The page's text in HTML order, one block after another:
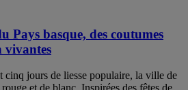
Pays basque, des coutumes
vivantes
cinq jours de liesse populaire, la ville de